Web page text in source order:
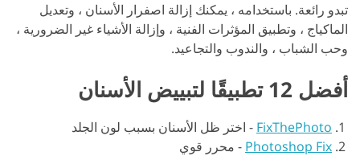
تبدو رائعة. باستخدامه ، يمكنك إزالة اصفرار الأسنان ، وتعديل
الماكياج ، وتطبيق المؤثرات الفنية ، وإزالة الأشياء غير الضرورية ،
وحب الشباب ، والندوب والتجاعيد.
أفضل 12 تطبيقًا لتبييض الأسنان
FixThePhoto
- اختر ظل الأسنان بسبب لون الجلد
Photoshop Fix
- محرر قوي